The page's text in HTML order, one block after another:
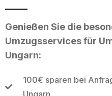
Genießen Sie die
Umzugsservices für
Ungarn:
100€ sparen bei
Ungarn